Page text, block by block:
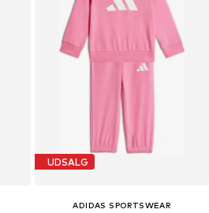
UDSALG
ADIDAS SPORTSWEAR